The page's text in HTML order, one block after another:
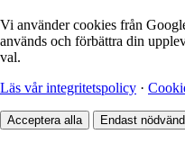
Vi använder cookies från
används och förbättra din
val.
Läs vår integritetspolicy ·
Acceptera alla Endast